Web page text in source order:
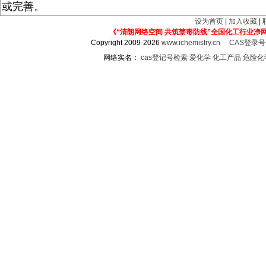
或完善。
设为首页 加入收藏
《“清朗网络空间 共筑禁毒防线”全国化工行业净
Copyright 2009-2026www.ichemistry.cn
CAS登录
网络实名： cas登记号检索 爱化学 化工产品 危险化